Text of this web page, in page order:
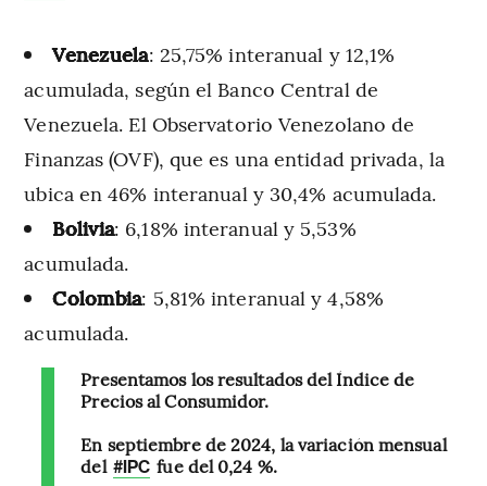
Venezuela: 25,75% interanual y 12,1%
acumulada, según el Banco Central de
Venezuela. El Observatorio Venezolano de
Finanzas (OVF), que es una entidad privada, la
ubica en 46% interanual y 30,4% acumulada.
Bolivia: 6,18% interanual y 5,53%
acumulada.
Colombia: 5,81% interanual y 4,58%
acumulada.
Presentamos los resultados del Índice de
Precios al Consumidor.
En septiembre de 2024, la variación mensual
del #IPC fue del 0,24 %.